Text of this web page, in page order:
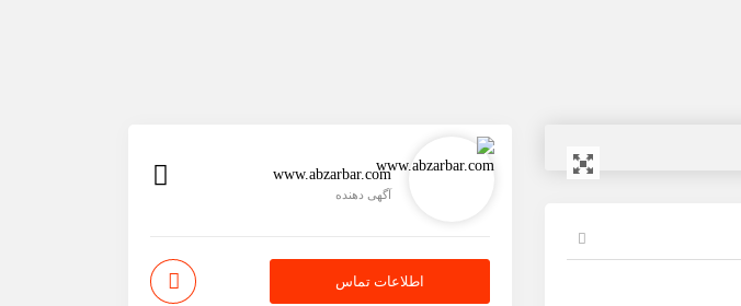
www.abzarbar.com
آگهی دهنده
اطلاعات تماس